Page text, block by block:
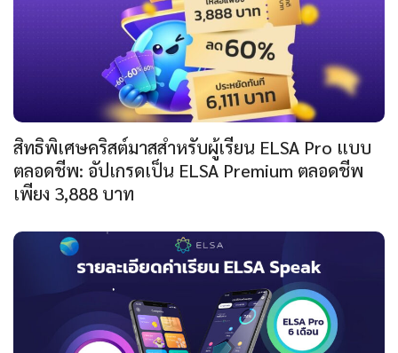
สิทธิพิเศษคริสต์มาสสำหรับผู้เรียน ELSA Pro แบบ
ตลอดชีพ: อัปเกรดเป็น ELSA Premium ตลอดชีพ
เพียง 3,888 บาท